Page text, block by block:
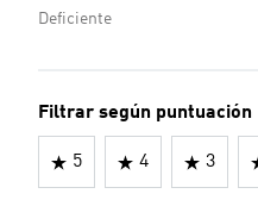
Deficiente
Filtrar según puntuación
5 4 3